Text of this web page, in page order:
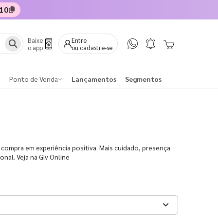
Baixe
o app
Entre
ou cadastre-se
Ponto de Venda Lançamentos Segmentos
em experiência positiva. Mais cuidado, presença
Veja na Giv Online